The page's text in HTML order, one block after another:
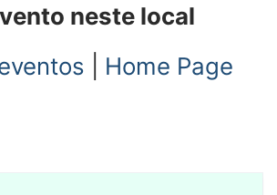
neste local
Home Page